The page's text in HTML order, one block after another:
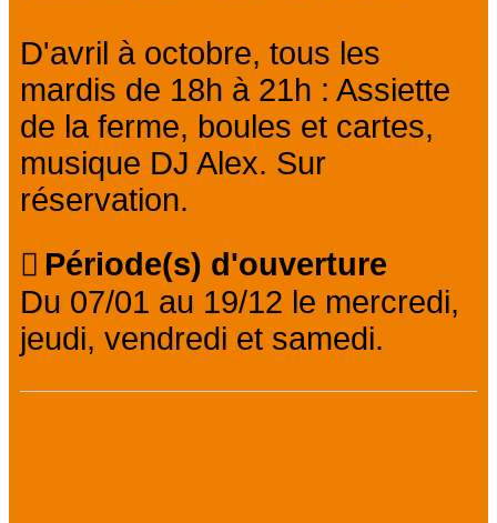
D'avril à octobre, tous les
mardis de 18h à 21h : Assiette
de la ferme, boules et cartes,
musique DJ Alex. Sur
réservation.
Période(s) d'ouverture
Du 07/01 au 19/12 le mercredi,
jeudi, vendredi et samedi.